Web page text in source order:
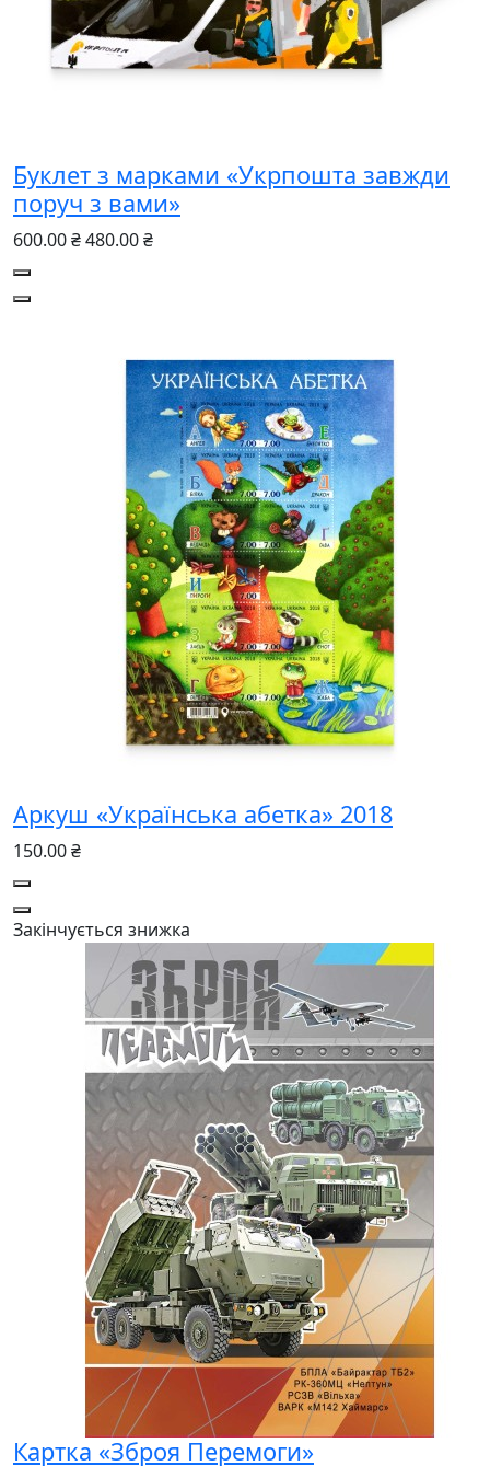
Буклет з марками «Укрпошта завжди
поруч з вами»
600.00 ₴480.00 ₴
Аркуш «Українська абетка» 2018
150.00 ₴
Закінчується знижка
Картка «Зброя Перемоги»